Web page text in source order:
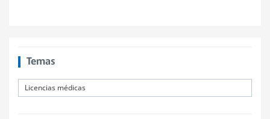
Temas
Licencias médicas